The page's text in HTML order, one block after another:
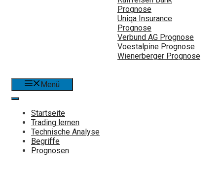
Prognose
Uniqa Insurance
Prognose
Verbund AG Prognose
Voestalpine Prognose
Wienerberger Prognose
Menü
Startseite
Trading lernen
Technische Analyse
Begriffe
Prognosen